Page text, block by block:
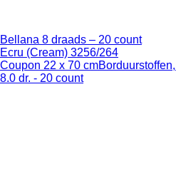
Bellana 8 draads – 20 count
Ecru (Cream) 3256/264
Coupon 22 x 70 cm
8.0 dr. - 20 count